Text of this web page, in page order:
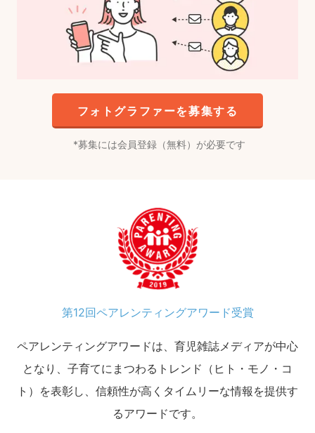
フォトグラファーを募集する
募集には会員登録（無料）が必要です
第12回ペアレンティングアワード受賞
ペアレンティングアワードは、育児雑誌メディアが中心
となり、子育てにまつわるトレンド（ヒト・モノ・コ
ト）を表彰し、信頼性が高くタイムリーな情報を提供す
るアワードです。